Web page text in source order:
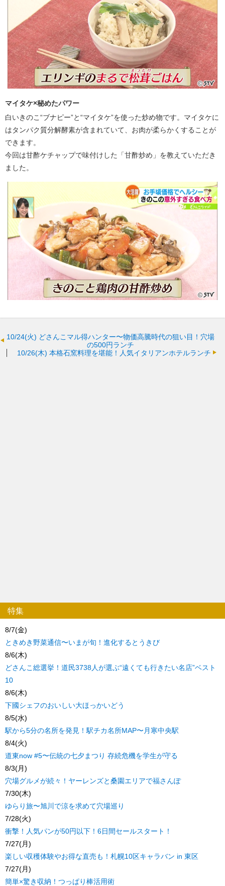
マイタケ×秘めたパワー
白いきのこ“ブナピー”と“マイタケ”を使った炒め物です。マイタケに
はタンパク質分解酵素が含まれていて、お肉が柔らかくすることが
できます。
今回は甘酢ケチャップで味付けした「甘酢炒め」を教えていただき
ました。
10/24(火) どさんこマル得ハンター〜物価高騰時代の狙い目！穴場
の500円ランチ
10/26(木) 本格石窯料理を堪能！人気イタリアンホテルランチ
特集
8/7(金)
ときめき野菜通信〜いまが旬！進化するとうきび
8/6(木)
どさんこ総選挙！道民3738人が選ぶ“遠くても行きたい名店”ベスト
10
8/6(木)
下國シェフのおいしい大ほっかいどう
8/5(水)
駅から5分の名所を発見！駅チカ名所MAP〜月寒中央駅
8/4(火)
道東now #5〜伝統の七夕まつり 存続危機を学生が守る
8/3(月)
穴場グルメが続々！ヤーレンズと桑園エリアで福さんぽ
7/30(木)
ゆらり旅〜旭川で涼を求めて穴場巡り
7/28(火)
衝撃！人気パンが50円以下！6日間セールスタート！
7/27(月)
楽しい収穫体験やお得な直売も！札幌10区キャラバン in 東区
7/27(月)
簡単×驚き収納！つっぱり棒活用術